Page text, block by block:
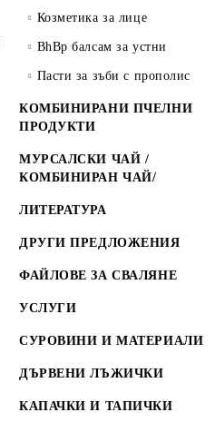
Козметика за лице
BhBp балсам за устни
Пасти за зъби с прополис
КОМБИНИРАНИ ПЧЕЛНИ
ПРОДУКТИ
МУРСАЛСКИ ЧАЙ /
КОМБИНИРАН ЧАЙ/
ЛИТЕРАТУРА
ДРУГИ ПРЕДЛОЖЕНИЯ
ФАЙЛОВЕ ЗА СВАЛЯНЕ
УСЛУГИ
СУРОВИНИ И МАТЕРИАЛИ
ДЪРВЕНИ ЛЪЖИЧКИ
КАПАЧКИ И ТАПИЧКИ